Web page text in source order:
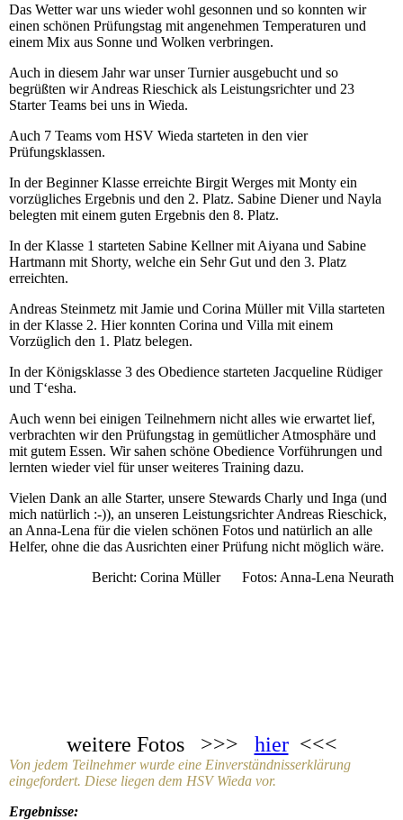
Das Wetter war uns wieder wohl gesonnen und so konnten wir
einen schönen Prüfungstag mit angenehmen Temperaturen und
einem Mix aus Sonne und Wolken verbringen.
Auch in diesem Jahr war unser Turnier ausgebucht und so
begrüßten wir Andreas Rieschick als Leistungsrichter und 23
Starter Teams bei uns in Wieda.
Auch 7 Teams vom HSV Wieda starteten in den vier
Prüfungsklassen.
In der Beginner Klasse erreichte Birgit Werges mit Monty ein
vorzügliches Ergebnis und den 2. Platz. Sabine Diener und Nayla
belegten mit einem guten Ergebnis den 8. Platz.
In der Klasse 1 starteten Sabine Kellner mit Aiyana und Sabine
Hartmann mit Shorty, welche ein Sehr Gut und den 3. Platz
erreichten.
Andreas Steinmetz mit Jamie und Corina Müller mit Villa starteten
in der Klasse 2. Hier konnten Corina und Villa mit einem
Vorzüglich den 1. Platz belegen.
In der Königsklasse 3 des Obedience starteten Jacqueline Rüdiger
und T‘esha.
Auch wenn bei einigen Teilnehmern nicht alles wie erwartet lief,
verbrachten wir den Prüfungstag in gemütlicher Atmosphäre und
mit gutem Essen. Wir sahen schöne Obedience Vorführungen und
lernten wieder viel für unser weiteres Training dazu.
Vielen Dank an alle Starter, unsere Stewards Charly und Inga (und
mich natürlich :-)), an unseren Leistungsrichter Andreas Rieschick,
an Anna-Lena für die vielen schönen Fotos und natürlich an alle
Helfer, ohne die das Ausrichten einer Prüfung nicht möglich wäre.
Bericht: Corina Müller Fotos: Anna-Lena Neurath
weitere Fotos >>> hier<<<
Von jedem Teilnehmer wurde eine Einverständnisserklärung
eingefordert. Diese liegen dem HSV Wieda vor.
Ergebnisse: